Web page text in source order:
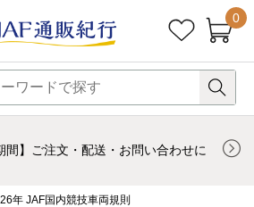
0
間】ご注文・配送・お問い合わせに
年 JAF国内競技車両規則